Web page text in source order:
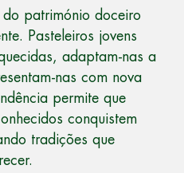
património doceiro
Pasteleiros jovens
adaptam-nas a
nas com nova
permite que
conquistem
tradições que